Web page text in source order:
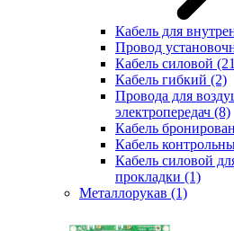
Кабель для
Провод
Кабель силовой
Кабель гибкий (2)
Провода для
электропередач (8)
Кабель
Кабель
Кабель силовой
прокладки (1)
Металлорукав (1)